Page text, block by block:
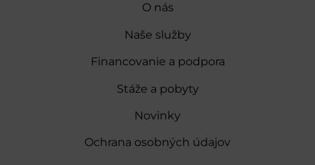
O nás
Naše služby
Financovanie a podpora
Stáže a pobyty
Novinky
Ochrana osobných údajov